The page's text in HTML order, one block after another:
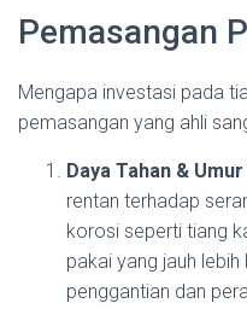
Pemasangan
Mengapa investasi pada
pemasangan yang ahli
Daya Tahan &
rentan terhadap
korosi seperti tiang
pakai yang jauh
penggantian dan